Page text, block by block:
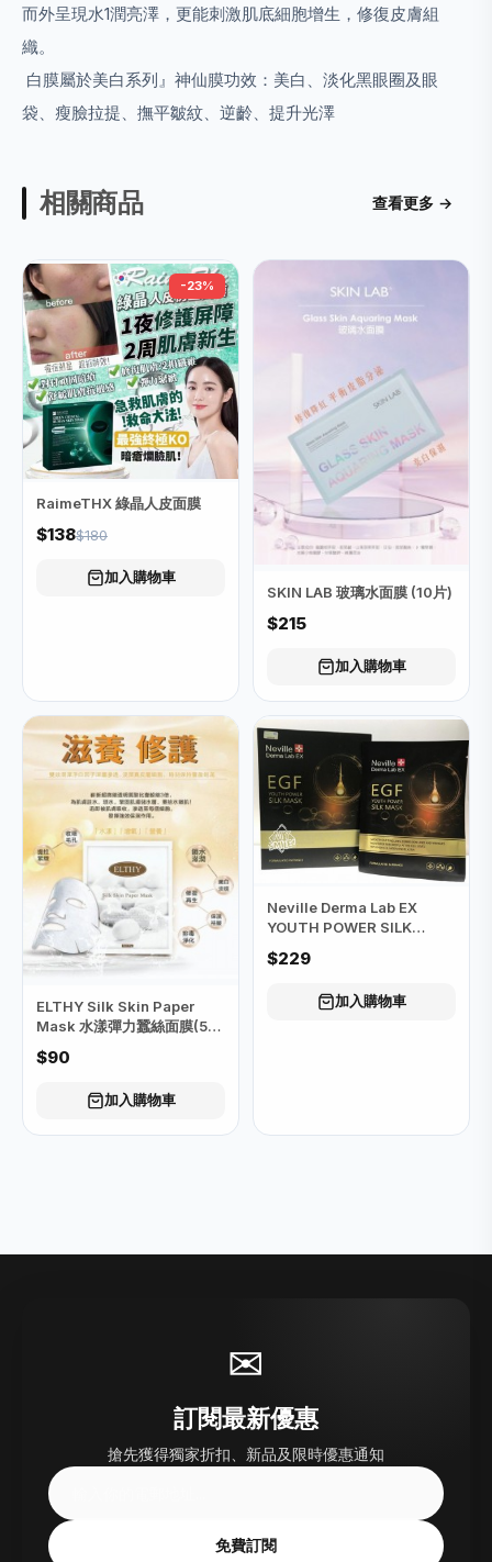
而外呈現水1潤亮澤，更能刺激肌底細胞增生，修復皮膚組
織。
白膜屬於美白系列』神仙膜功效：美白、淡化黑眼圈及眼
袋、瘦臉拉提、撫平皺紋、逆齡、提升光澤
相關商品 查看更多 →
-23%
RaimeTHX 綠晶人皮面膜
$138$180
加入購物車
SKIN LAB 玻璃水面膜 (10片)
$215
加入購物車
ELTHY Silk Skin Paper
Mask 水漾彈力蠶絲面膜(5
片)
$90
加入購物車
Neville Derma Lab EX
YOUTH POWER SILK
MASK (EGF青春能量充電面
膜)
$229
加入購物車
✉
訂閱最新優惠
搶先獲得獨家折扣、新品及限時優惠通知
免費訂閱